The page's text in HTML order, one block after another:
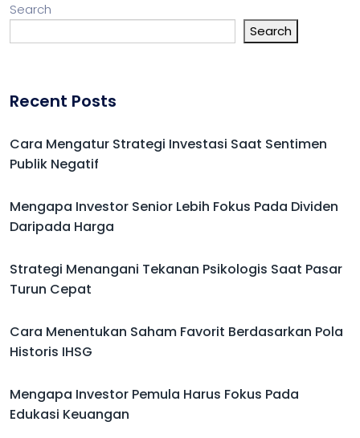
Search
Search
Recent Posts
Cara Mengatur Strategi Investasi Saat Sentimen
Publik Negatif
Mengapa Investor Senior Lebih Fokus Pada Dividen
Daripada Harga
Strategi Menangani Tekanan Psikologis Saat Pasar
Turun Cepat
Cara Menentukan Saham Favorit Berdasarkan Pola
Historis IHSG
Mengapa Investor Pemula Harus Fokus Pada
Edukasi Keuangan